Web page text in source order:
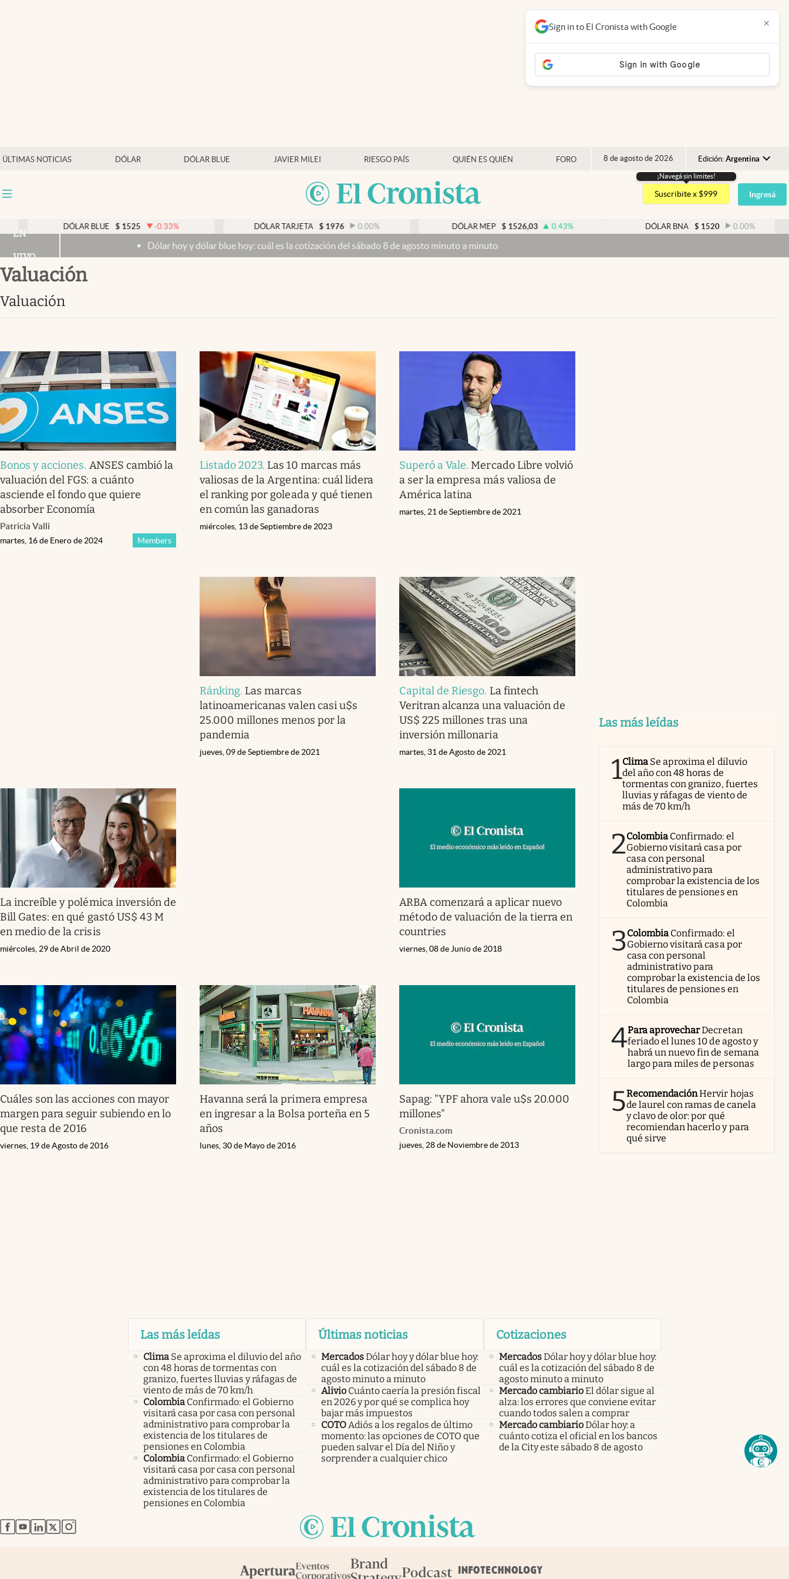
ÚLTIMAS NOTICIAS DÓLAR DÓLAR BLUE JAVIER MILEI RIESGO PAÍS QUIÉN ES QUIÉN FORO 8 de agosto de 2026 Edición: Argentina
Argentina
España
USA
Mercados Online
Otras secciones
Infotechnology
Eventos Corporativos
El Cronista Studio
Mediakit
abre en nueva pestaña
¡Navegá sin limites!
Suscribite x $999 Ingresá
DÓLAR BLUE $ 1525 -0.33% DÓLAR TARJETA $ 1976 0.00 % DÓLAR MEP $ 1526,03 0.43 % DÓLAR BNA $ 1520 0.00 %
EN
VIVO
Dólar hoy y dólar blue hoy: cuál es la cotización del sábado 8 de agosto minuto a minuto
Sign in to El Cronista with Google ×
valuación
valuación
Bonos y acciones. ANSES cambió la
valuación del FGS: a cuánto
asciende el fondo que quiere
absorber Economía
Patricia Valli
Members
martes, 16 de Enero de 2024
Listado 2023. Las 10 marcas más
valiosas de la Argentina: cuál lidera
el ranking por goleada y qué tienen
en común las ganadoras
miércoles, 13 de Septiembre de 2023
Superó a Vale. Mercado Libre volvió
a ser la empresa más valiosa de
América latina
martes, 21 de Septiembre de 2021
Ránking. Las marcas
latinoamericanas valen casi u$s
25.000 millones menos por la
pandemia
jueves, 09 de Septiembre de 2021
Capital de Riesgo. La fintech
Veritran alcanza una valuación de
US$ 225 millones tras una
inversión millonaria
martes, 31 de Agosto de 2021
La increíble y polémica inversión de
Bill Gates: en qué gastó US$ 43 M
en medio de la crisis
miércoles, 29 de Abril de 2020
ARBA comenzará a aplicar nuevo
método de valuación de la tierra en
countries
viernes, 08 de Junio de 2018
Cuáles son las acciones con mayor
margen para seguir subiendo en lo
que resta de 2016
viernes, 19 de Agosto de 2016
Havanna será la primera empresa
en ingresar a la Bolsa porteña en 5
años
lunes, 30 de Mayo de 2016
Sapag: "YPF ahora vale u$s 20.000
millones"
Cronista.com
jueves, 28 de Noviembre de 2013
Las más leídas
1Clima Se aproxima el diluvio
del año con 48 horas de
tormentas con granizo, fuertes
lluvias y ráfagas de viento de
más de 70 km/h
2Colombia Confirmado: el
Gobierno visitará casa por
casa con personal
administrativo para
comprobar la existencia de los
titulares de pensiones en
Colombia
3Colombia Confirmado: el
Gobierno visitará casa por
casa con personal
administrativo para
comprobar la existencia de los
titulares de pensiones en
Colombia
4Para aprovecharDecretan
feriado el lunes 10 de agosto y
habrá un nuevo fin de semana
largo para miles de personas
5RecomendaciónHervir hojas
de laurel con ramas de canela
y clavo de olor: por qué
recomiendan hacerlo y para
qué sirve
Las más leídas
Clima Se aproxima el diluvio del año
con 48 horas de tormentas con
granizo, fuertes lluvias y ráfagas de
viento de más de 70 km/h
Colombia Confirmado: el Gobierno
visitará casa por casa con personal
administrativo para comprobar la
existencia de los titulares de
pensiones en Colombia
Colombia Confirmado: el Gobierno
visitará casa por casa con personal
administrativo para comprobar la
existencia de los titulares de
pensiones en Colombia
Últimas noticias
MercadosDólar hoy y dólar blue hoy:
cuál es la cotización del sábado 8 de
agosto minuto a minuto
Alivio Cuánto caería la presión fiscal
en 2026 y por qué se complica hoy
bajar más impuestos
COTO Adiós a los regalos de último
momento: las opciones de COTO que
pueden salvar el Día del Niño y
sorprender a cualquier chico
Cotizaciones
MercadosDólar hoy y dólar blue hoy:
cuál es la cotización del sábado 8 de
agosto minuto a minuto
Mercado cambiarioEl dólar sigue al
alza: los errores que conviene evitar
cuando todos salen a comprar
Mercado cambiarioDólar hoy: a
cuánto cotiza el oficial en los bancos
de la City este sábado 8 de agosto
abre en nueva pestaña
abre en nueva pestaña
abre en nueva pestaña
abre en nueva pestaña
abre en nueva pestaña